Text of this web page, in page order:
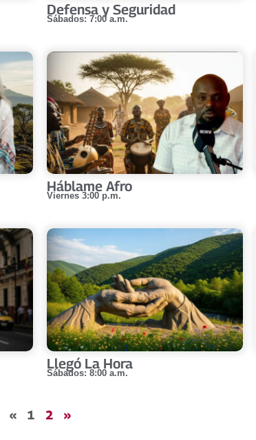
Defensa y Seguridad
Sábados: 7:00 a.m.
Háblame Afro
Viernes 3:00 p.m.
Llegó La Hora
Sábados: 8:00 a.m.
« 1 2 »